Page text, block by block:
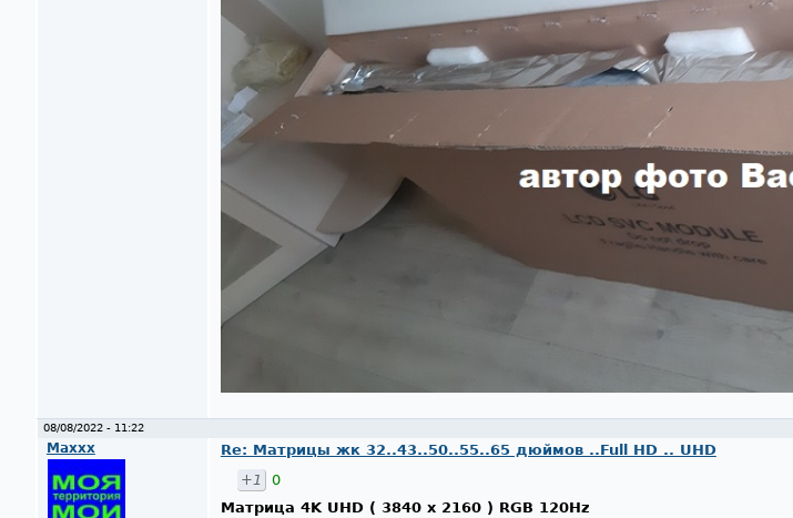
08/08/2022 - 11:22
Maxxx
Re: Матрицы жк 32..43..50..55..65 дюймов ..Full HD .. UHD
+1
0
Матрица 4K UHD ( 3840 x 2160 ) RGB 120Hz